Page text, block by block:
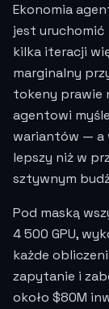
Ekonomia
jest
kilka iteracji
marginalny
tokeny prawie
agentowi
wariantów — a
lepszy niż w
sztywnym
Pod maską
4 500 GPU,
każde
zapytanie i
około $80M